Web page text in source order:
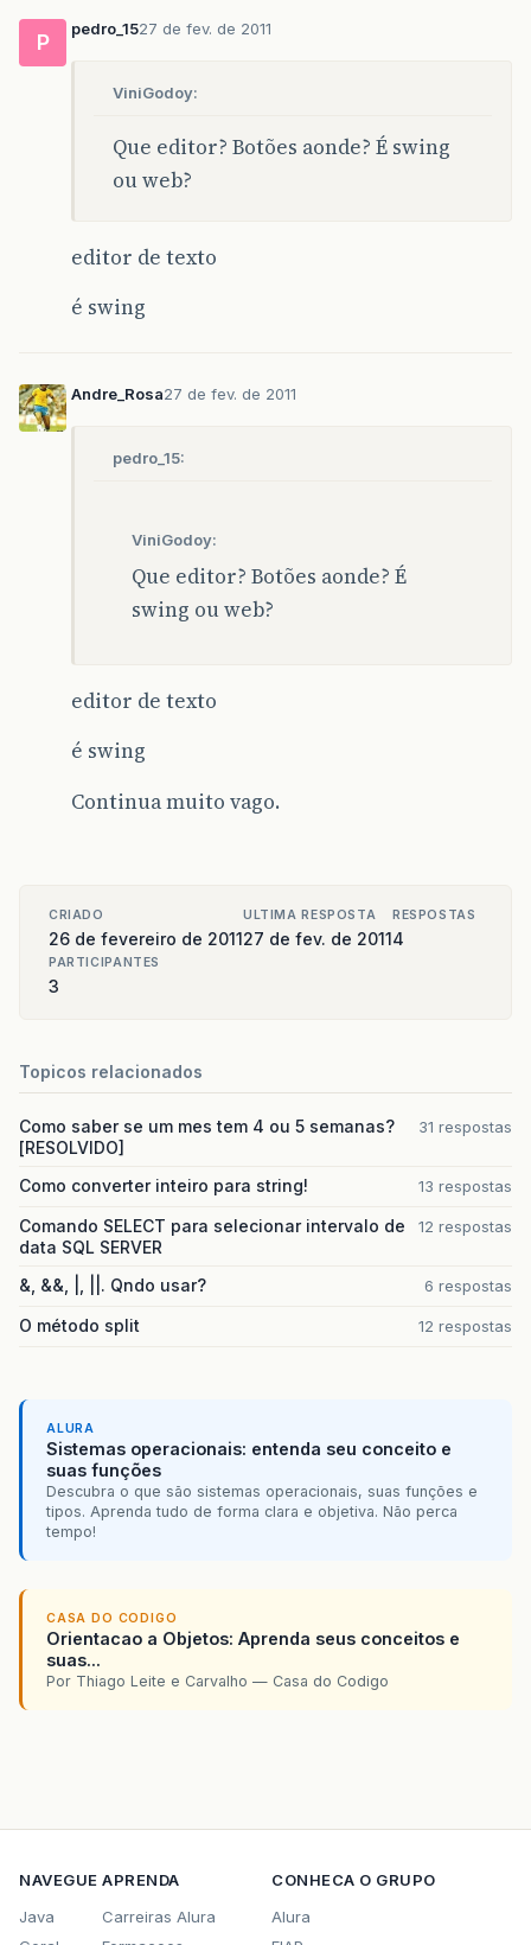
P
pedro_1527 de fev. de 2011
ViniGodoy:
Que editor? Botões aonde? É swing
ou web?
editor de texto
é swing
Andre_Rosa27 de fev. de 2011
pedro_15:
ViniGodoy:
Que editor? Botões aonde? É
swing ou web?
editor de texto
é swing
Continua muito vago.
CRIADO
26 de fevereiro de 2011
ULTIMA RESPOSTA
27 de fev. de 2011
RESPOSTAS
4
PARTICIPANTES
3
Topicos relacionados
Como saber se um mes tem 4 ou 5 semanas?
[RESOLVIDO]
31 respostas
Como converter inteiro para string! 13 respostas
Comando SELECT para selecionar intervalo de
data SQL SERVER
12 respostas
&, &&, |, ||. Qndo usar? 6 respostas
O método split 12 respostas
ALURA
Sistemas operacionais: entenda seu conceito e
suas funções
Descubra o que são sistemas operacionais, suas funções e
tipos. Aprenda tudo de forma clara e objetiva. Não perca
tempo!
CASA DO CODIGO
Orientacao a Objetos: Aprenda seus conceitos e
suas...
Por Thiago Leite e Carvalho — Casa do Codigo
NAVEGUE
Java
APRENDA
Carreiras Alura
CONHECA O GRUPO
Alura